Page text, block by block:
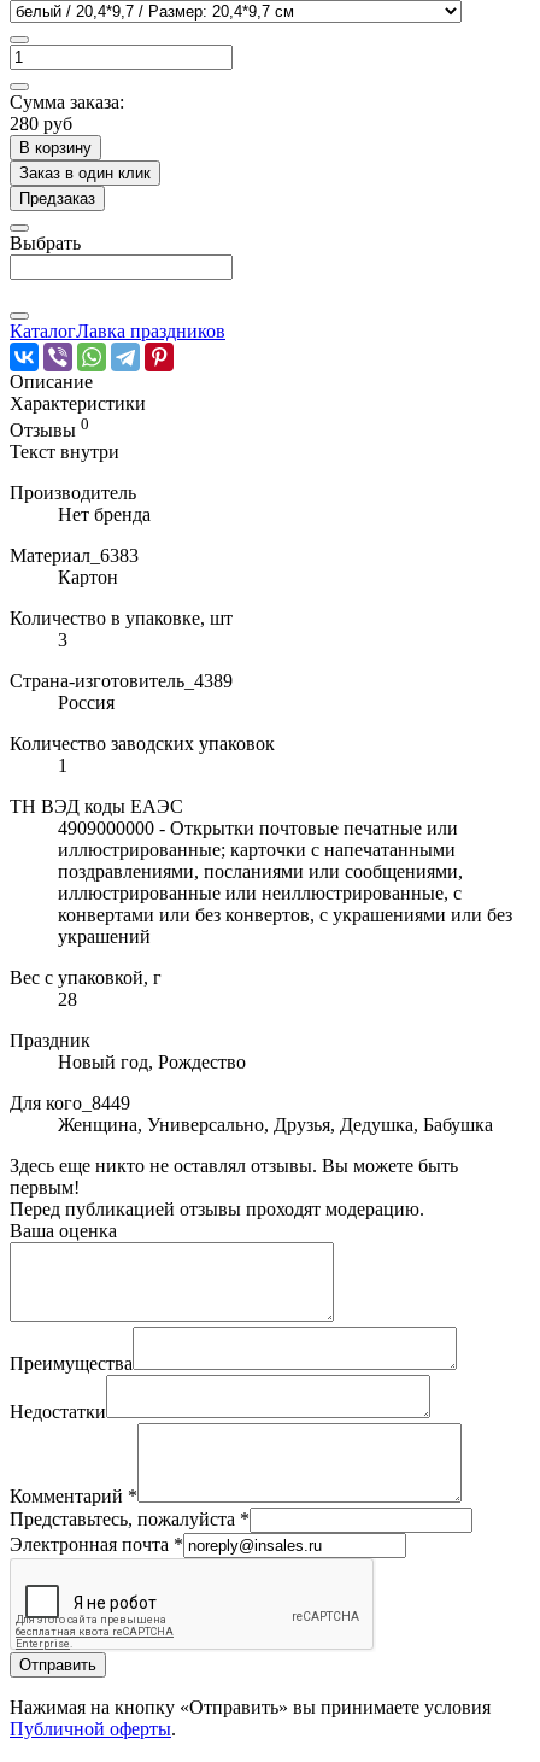
Сумма заказа:
280 руб
В корзину
Заказ в один клик
Предзаказ
Выбрать
КаталогЛавка праздников
Описание
Характеристики
Отзывы 0
Текст внутри
Производитель
Нет бренда
Материал_6383
Картон
Количество в упаковке, шт
3
Страна-изготовитель_4389
Россия
Количество заводских упаковок
1
ТН ВЭД коды ЕАЭС
4909000000 - Открытки почтовые печатные или
иллюстрированные; карточки с напечатанными
поздравлениями, посланиями или сообщениями,
иллюстрированные или неиллюстрированные, с
конвертами или без конвертов, с украшениями или без
украшений
Вес с упаковкой, г
28
Праздник
Новый год, Рождество
Для кого_8449
Женщина, Универсально, Друзья, Дедушка, Бабушка
Здесь еще никто не оставлял отзывы. Вы можете быть
первым!
Перед публикацией отзывы проходят модерацию.
Ваша оценка
Преимущества
Недостатки
Комментарий *
Представьтесь, пожалуйста *
Электронная почта *
Отправить
Нажимая на кнопку «Отправить» вы принимаете условия
Публичной оферты.